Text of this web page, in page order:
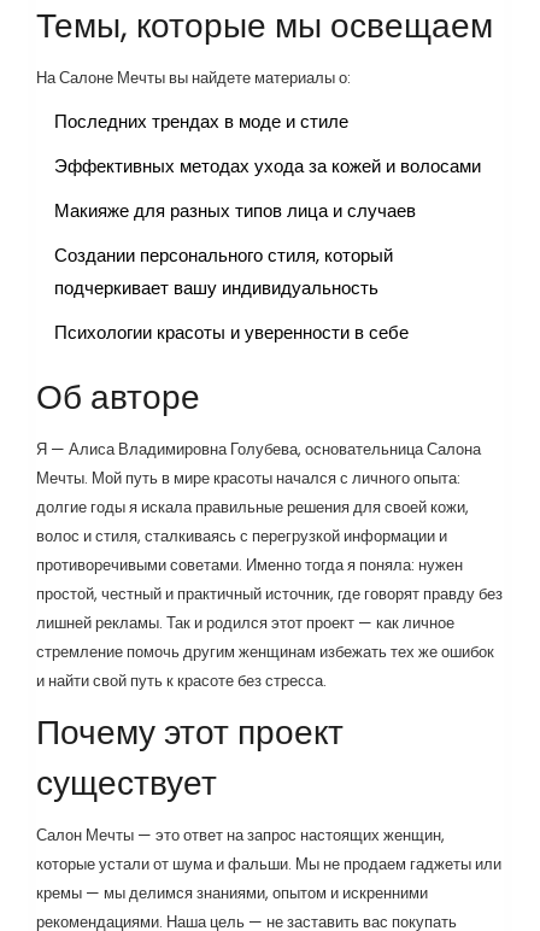
Темы, которые мы освещаем
На Салоне Мечты вы найдете материалы о:
Последних трендах в моде и стиле
Эффективных методах ухода за кожей и волосами
Макияже для разных типов лица и случаев
Создании персонального стиля, который
подчеркивает вашу индивидуальность
Психологии красоты и уверенности в себе
Об авторе
Я — Алиса Владимировна Голубева, основательница Салона
Мечты. Мой путь в мире красоты начался с личного опыта:
долгие годы я искала правильные решения для своей кожи,
волос и стиля, сталкиваясь с перегрузкой информации и
противоречивыми советами. Именно тогда я поняла: нужен
простой, честный и практичный источник, где говорят правду без
лишней рекламы. Так и родился этот проект — как личное
стремление помочь другим женщинам избежать тех же ошибок
и найти свой путь к красоте без стресса.
Почему этот проект
существует
Салон Мечты — это ответ на запрос настоящих женщин,
которые устали от шума и фальши. Мы не продаем гаджеты или
кремы — мы делимся знаниями, опытом и искренними
рекомендациями. Наша цель — не заставить вас покупать